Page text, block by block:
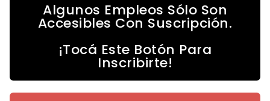
Algunos Empleos Sólo Son
Accesibles Con Suscripción.
¡Tocá Este Botón Para
Inscribirte!